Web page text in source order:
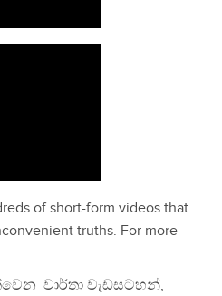
of short-form videos that
truths. For more
වාර්තා වැඩසටහන්,